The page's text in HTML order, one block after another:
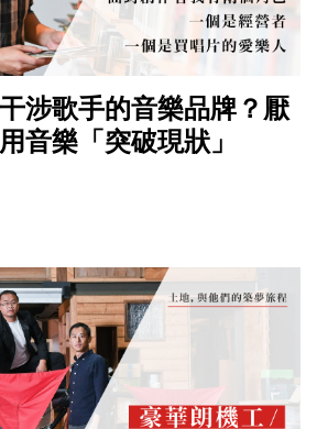
干涉歌手的音樂品牌？厭
音樂「突破現狀」